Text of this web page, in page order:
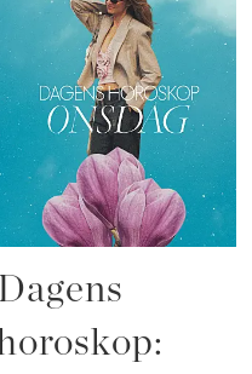
Dagens
horoskop: